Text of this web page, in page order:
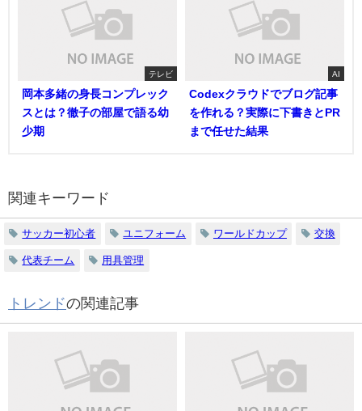
テレビ
岡本多緒の身長コンプレック
スとは？徹子の部屋で語る幼
少期
AI
Codexクラウドでブログ記事
を作れる？実際に下書きとPR
まで任せた結果
関連キーワード
サッカー初心者 ユニフォーム ワールドカップ 交換
代表チーム 用具管理
トレンドの関連記事